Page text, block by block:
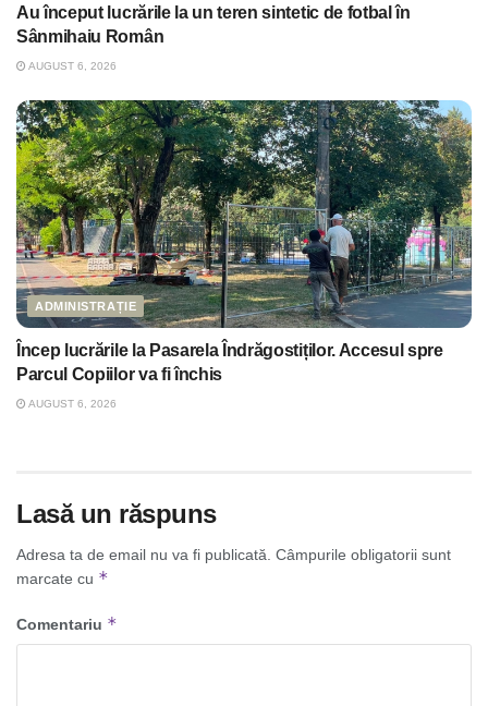
Au început lucrările la un teren sintetic de fotbal în
Sânmihaiu Român
AUGUST 6, 2026
ADMINISTRAȚIE
Încep lucrările la Pasarela Îndrăgostiților. Accesul spre
Parcul Copiilor va fi închis
AUGUST 6, 2026
Lasă un răspuns
Adresa ta de email nu va fi publicată. Câmpurile obligatorii sunt
marcate cu *
Comentariu *